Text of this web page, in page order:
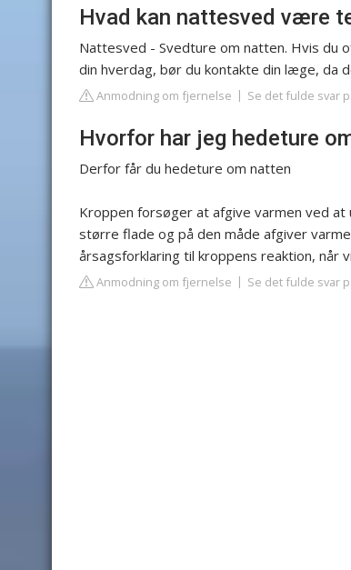
Hvad kan nattesved være
Nattesved - Svedture om natten. Hvis du
din hverdag, bør du kontakte din læge, da
Anmodning om fjernelse Se det fulde svar
Hvorfor har jeg hedeture
Derfor får du hedeture om natten
Kroppen forsøger at afgive varmen ved
større flade og på den måde afgiver
årsagsforklaring til kroppens reaktion, når
Anmodning om fjernelse Se det fulde svar